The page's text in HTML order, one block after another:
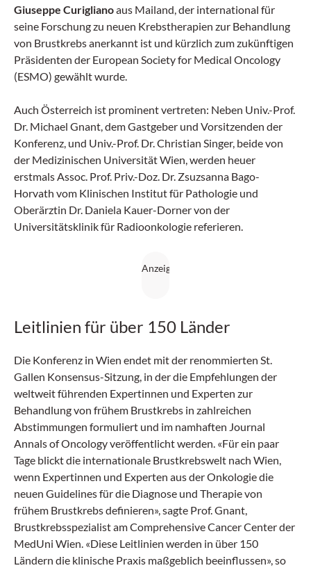
Giuseppe Curiglianoaus Mailand, der international für
seine Forschung zu neuen Krebstherapien zur Behandlung
von Brustkrebs anerkannt ist und kürzlich zum zukünftigen
Präsidenten der European Society for Medical Oncology
(ESMO) gewählt wurde.
Auch Österreich ist prominent vertreten: Neben Univ.-Prof.
Dr. Michael Gnant, dem Gastgeber und Vorsitzenden der
Konferenz, und Univ.-Prof. Dr. Christian Singer, beide von
der Medizinischen Universität Wien, werden heuer
erstmals Assoc. Prof. Priv.-Doz. Dr. Zsuzsanna Bago-
Horvath vom Klinischen Institut für Pathologie und
Oberärztin Dr. Daniela Kauer-Dorner von der
Universitätsklinik für Radioonkologie referieren.
Leitlinien für über 150 Länder
Die Konferenz in Wien endet mit der renommierten St.
Gallen Konsensus-Sitzung, in der die Empfehlungen der
weltweit führenden Expertinnen und Experten zur
Behandlung von frühem Brustkrebs in zahlreichen
Abstimmungen formuliert und im namhaften Journal
Annals of Oncology veröffentlicht werden. «Für ein paar
Tage blickt die internationale Brustkrebswelt nach Wien,
wenn Expertinnen und Experten aus der Onkologie die
neuen Guidelines für die Diagnose und Therapie von
frühem Brustkrebs definieren», sagte Prof. Gnant,
Brustkrebsspezialist am Comprehensive Cancer Center der
MedUni Wien. «Diese Leitlinien werden in über 150
Ländern die klinische Praxis maßgeblich beeinflussen», so